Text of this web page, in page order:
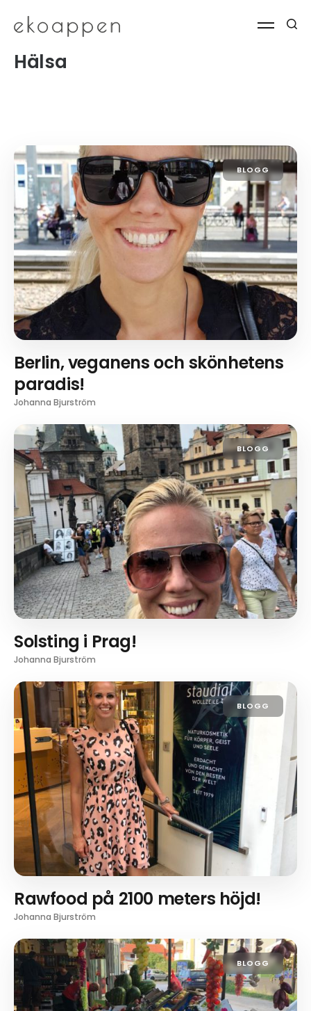
Hälsa
BLOGG
Berlin, veganens och skönhetens
paradis!
Johanna Bjurström
BLOGG
Solsting i Prag!
Johanna Bjurström
BLOGG
Rawfood på 2100 meters höjd!
Johanna Bjurström
BLOGG